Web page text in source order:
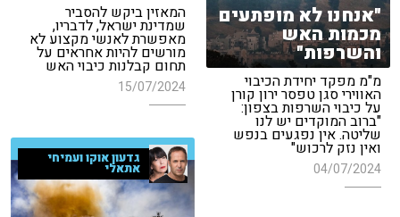
המאזין ביקש להסביר
שמדינת ישראל, לדבריו,
מאפשרת לאנשי מקצוע לא
מורשים להיות אחראים על
תחום קבלנות כיבוי האש
15/07/2024
"אנחנו לא מופתעים
מכמות האש
והשרפות"
מ"מ מפקד יחידת הכיבוי
האווירי סגן טפסר ירון קורן
על כיבוי השרפות בצפון:
"ברוב המוקדים יש לנו
שליטה. אין נפגעים בנפש
ואין נזק לרכוש"
04/07/2024
גדעון אוקו ועמיחי
אתאלי